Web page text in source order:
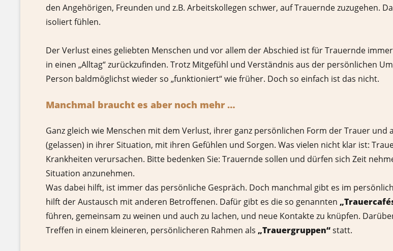
den Angehörigen, Freunden und z.B. Arbeitskollegen schwer, auf Trauernde zuzugehen.
isoliert fühlen.
Der Verlust eines geliebten Menschen und vor allem der Abschied ist für Trauernde
in einen „Alltag“ zurückzufinden. Trotz Mitgefühl und Verständnis aus der persönlichen
Person baldmöglichst wieder so „funktioniert“ wie früher. Doch so einfach ist das nicht.
Manchmal braucht es aber noch mehr …
Ganz gleich wie Menschen mit dem Verlust, ihrer ganz persönlichen Form der Trauer
(gelassen) in ihrer Situation, mit ihren Gefühlen und Sorgen. Was vielen nicht klar ist:
Krankheiten verursachen. Bitte bedenken Sie: Trauernde sollen und dürfen sich Zeit
Situation anzunehmen.
Was dabei hilft, ist immer das persönliche Gespräch. Doch manchmal gibt es im
hilft der Austausch mit anderen Betroffenen. Dafür gibt es die so genannten
führen, gemeinsam zu weinen und auch zu lachen, und neue Kontakte zu knüpfen.
Treffen in einem kleineren, persönlicheren Rahmen als „Trauergruppen“statt.